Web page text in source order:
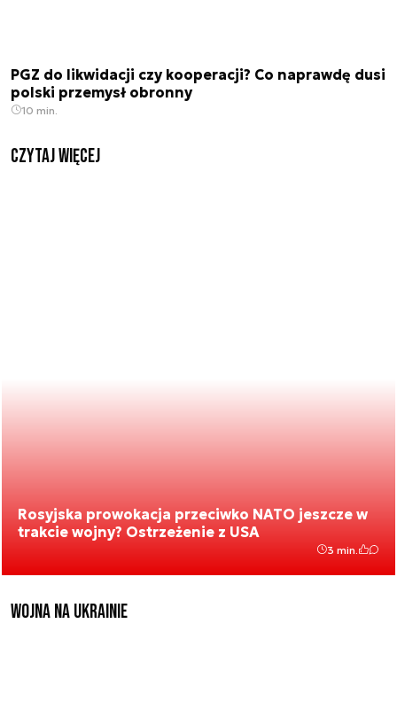
PGZ do likwidacji czy kooperacji? Co naprawdę dusi
polski przemysł obronny
10 min.
czytaj więcej
Rosyjska prowokacja przeciwko NATO jeszcze w
trakcie wojny? Ostrzeżenie z USA
3 min.
Wojna na Ukrainie